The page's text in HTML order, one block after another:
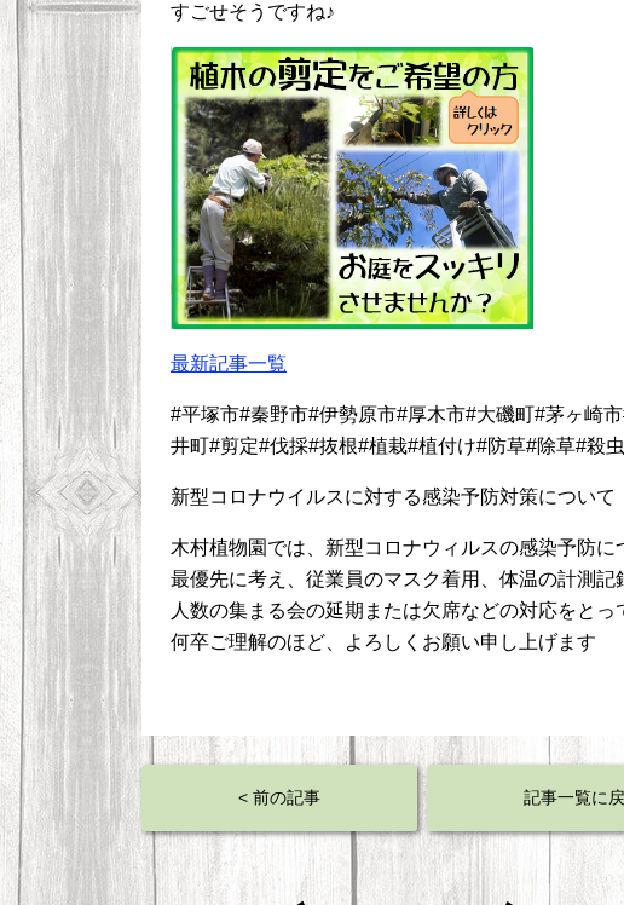
すごせそうですね♪
最新記事一覧
#平塚市#秦野市#伊勢原市#厚木市#大磯町#茅ヶ崎
井町#剪定#伐採#抜根#植栽#植付け#防草#除草#殺
新型コロナウイルスに対する感染予防対策について
木村植物園では、新型コロナウィルスの感染予防
最優先に考え、従業員のマスク着用、体温の計測
人数の集まる会の延期または欠席などの対応をとっ
何卒ご理解のほど、よろしくお願い申し上げます
< 前の記事 記事一覧に